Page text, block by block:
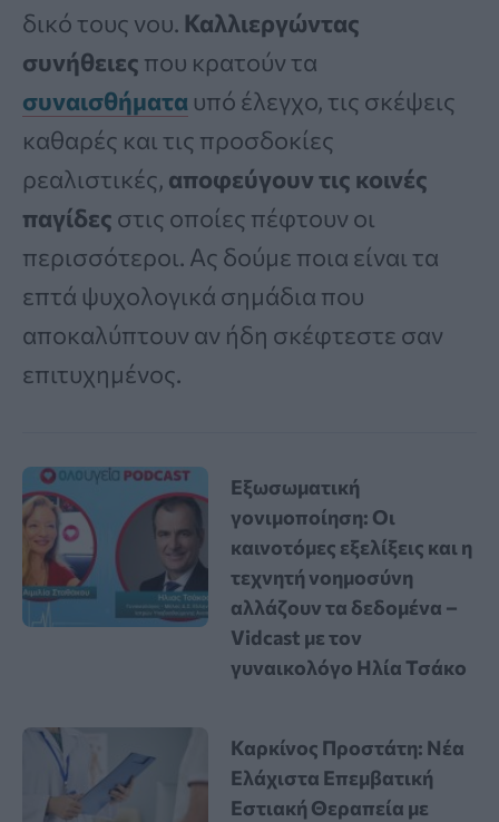
δικό τους νου. Καλλιεργώντας
συνήθειες που κρατούν τα
συναισθήματα υπό έλεγχο, τις σκέψεις
καθαρές και τις προσδοκίες
ρεαλιστικές, αποφεύγουν τις κοινές
παγίδες στις οποίες πέφτουν οι
περισσότεροι. Ας δούμε ποια είναι τα
επτά ψυχολογικά σημάδια που
αποκαλύπτουν αν ήδη σκέφτεστε σαν
επιτυχημένος.
Εξωσωματική
γονιμοποίηση: Οι
καινοτόμες εξελίξεις και η
τεχνητή νοημοσύνη
αλλάζουν τα δεδομένα –
Vidcast με τον
γυναικολόγο Ηλία Τσάκο
Καρκίνος Προστάτη: Νέα
Ελάχιστα Επεμβατική
Εστιακή Θεραπεία με